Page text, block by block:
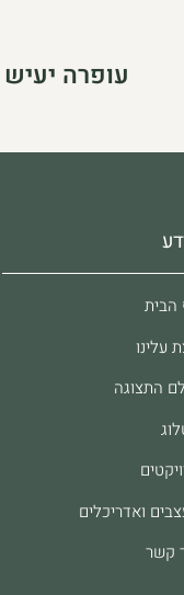
עופרה יעיש
הבית
עלינו
התצוגה
ואדריכלים
קשר